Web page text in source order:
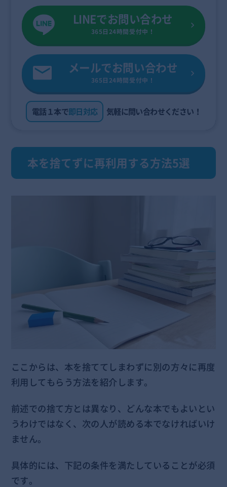
LINEでお問い合わせ
365日24時間受付中！
メールでお問い合わせ
365日24時間受付中！
電話１本で即日対応 気軽に問い合わせください！
本を捨てずに再利用する方法5選
ここからは、本を捨ててしまわずに別の方々に再度
利用してもらう方法を紹介します。
前述での捨て方とは異なり、どんな本でもよいとい
うわけではなく、次の人が読める本でなければいけ
ません。
具体的には、下記の条件を満たしていることが必須
です。